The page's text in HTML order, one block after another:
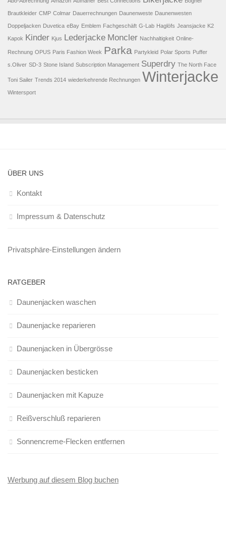
Brautkleider CMP Colmar Dauerrechnungen Daunenweste Daunenwesten
Doppeljacken Duvetica eBay Emblem Fachgeschäft G-Lab Haglöfs Jeansjacke K2
Kapok Kinder Kjus Lederjacke Moncler Nachhaltigkeit Online-
Rechnung OPUS Paris Fashion Week Parka Partykleid Polar Sports Puffer
s.Oliver SD-3 Stone Island Subscription Management Superdry The North Face
Toni Sailer Trends 2014 wiederkehrende Rechnungen Winterjacke
Wintersport
ÜBER UNS
Kontakt
Impressum & Datenschutz
Privatsphäre-Einstellungen ändern
RATGEBER
Daunenjacken waschen
Daunenjacke reparieren
Daunenjacken in Übergrösse
Daunenjacken besticken
Daunenjacken mit Kapuze
Reißverschluß reparieren
Sonnencreme-Flecken entfernen
Werbung auf diesem Blog buchen